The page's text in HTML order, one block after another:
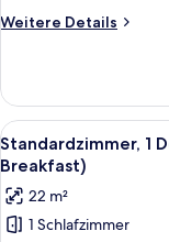
Weitere Details
Weitere
(Free
Hot
Breakfast)
Alle
Fotos
für
Standardzimmer,
4
Standardzimmer, 1
Breakfast)
22 m²
1 Schlafzimmer